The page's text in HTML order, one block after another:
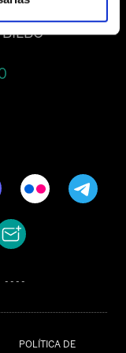
POLÍTICA DE
----